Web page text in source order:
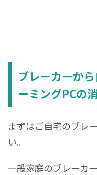
ブレーカーか
ーミングPCの
まずはご自宅のブレ
い。
一般家庭のブレーカ